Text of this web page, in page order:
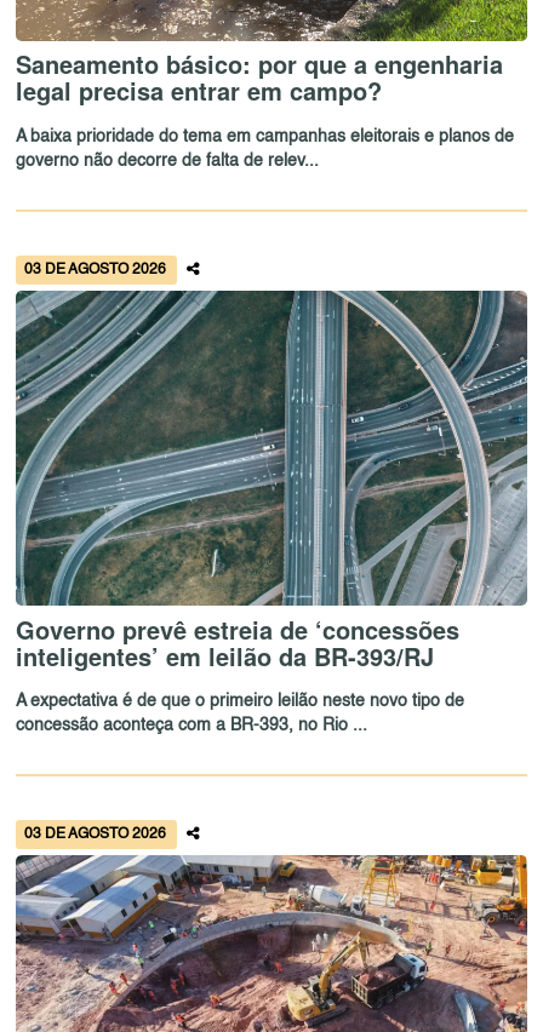
Saneamento básico: por que a engenharia
legal precisa entrar em campo?
A baixa prioridade do tema em campanhas eleitorais e planos de
governo não decorre de falta de relev...
03 DE AGOSTO 2026
Governo prevê estreia de ‘concessões
inteligentes’ em leilão da BR-393/RJ
A expectativa é de que o primeiro leilão neste novo tipo de
concessão aconteça com a BR-393, no Rio ...
03 DE AGOSTO 2026